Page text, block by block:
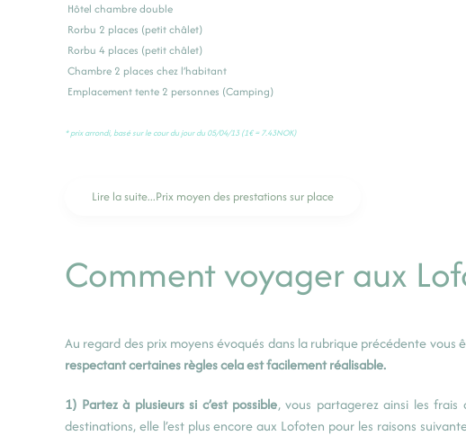
Hôtel chambre double
Rorbu 2 places (petit châlet)
Rorbu 4 places (petit châlet)
Chambre 2 places chez l’habitant
Emplacement tente 2 personnes (Camping)
* prix arrondi, basé sur le cour du jour du 05/04/13 (1€ = 7.43NOK)
Lire la suite...Prix moyen des prestations sur place
Comment voyager aux
Au regard des prix moyens évoqués dans la rubrique précédente
respectant certaines règles cela est facilement réalisable.
1) Partez à plusieurs si c’est possible, vous partagerez ainsi les
destinations, elle l’est plus encore aux Lofoten pour les raisons